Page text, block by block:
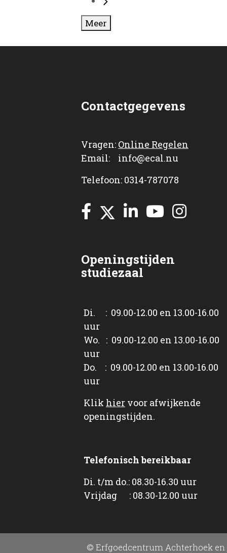
Meer
Contactgegevens
Vragen: Online Regelen
Email: info@ecal.nu
Telefoon: 0314-787078
Openingstijden
studiezaal
Di. : 09.00-12.00 en 13.00-16.00
uur
Wo. : 09.00-12.00 en 13.00-16.00
uur
Do. : 09.00-12.00 en 13.00-16.00
uur
Klik hier voor afwijkende
openingstijden.
Telefonisch bereikbaar
Di. t/m do.: 08.30-16.30 uur
Vrijdag : 08.30-12.00 uur
© Erfgoedcentrum Achterhoek en